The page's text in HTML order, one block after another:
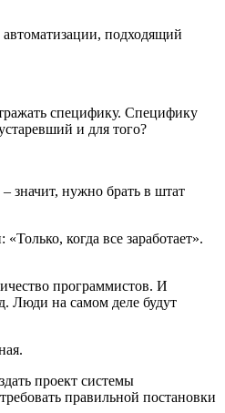
подходящий
специфику. Специфику
и для того?
значит, нужно брать в штат
когда все заработает».
программистов. И
Люди на самом деле будут
проект системы
правильной постановки